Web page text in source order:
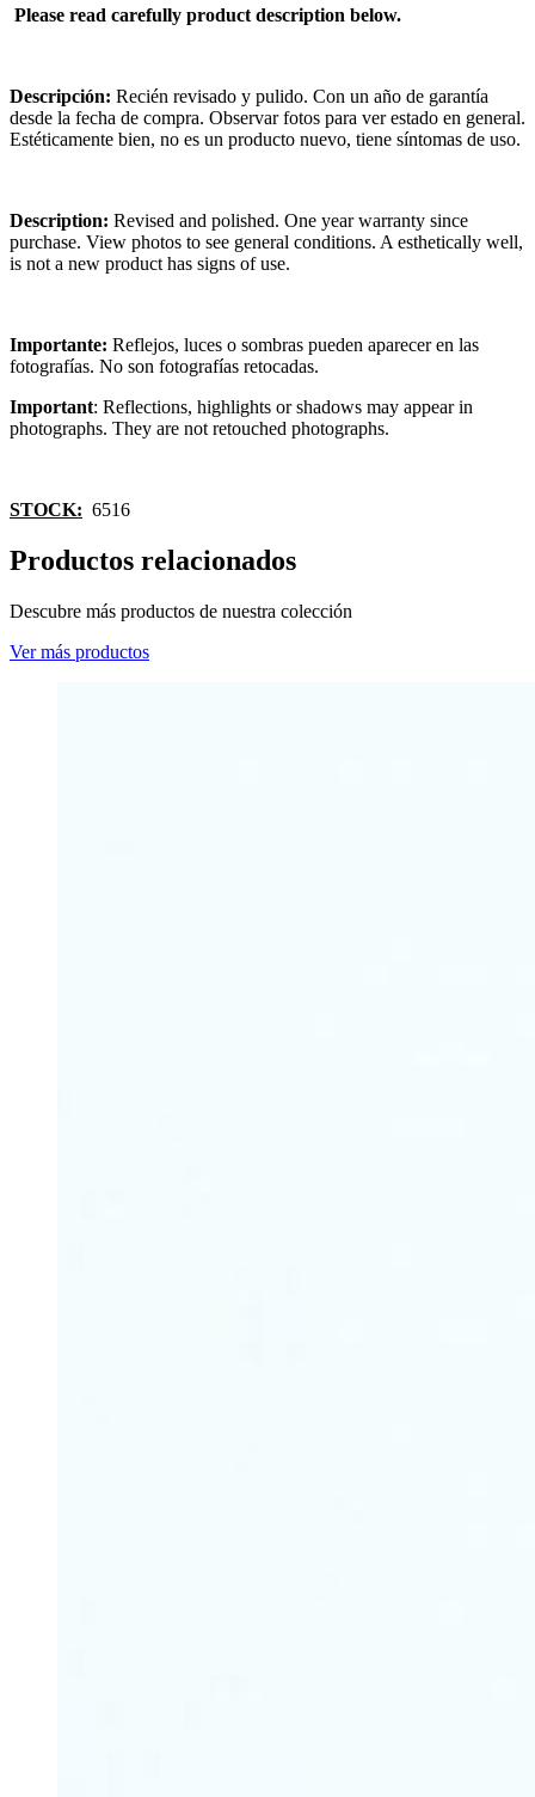
Please read carefully product description below.
Descripción: Recién revisado y pulido. Con un año de garantía
desde la fecha de compra. Observar fotos para ver estado en general.
Estéticamente bien, no es un producto nuevo, tiene síntomas de uso.
Description: Revised and polished. One year warranty since
purchase. View photos to see general conditions. A esthetically well,
is not a new product has signs of use.
Importante: Reflejos, luces o sombras pueden aparecer en las
fotografías. No son fotografías retocadas.
Important: Reflections, highlights or shadows may appear in
photographs. They are not retouched photographs.
STOCK: 6516
Productos relacionados
Descubre más productos de nuestra colección
Ver más productos